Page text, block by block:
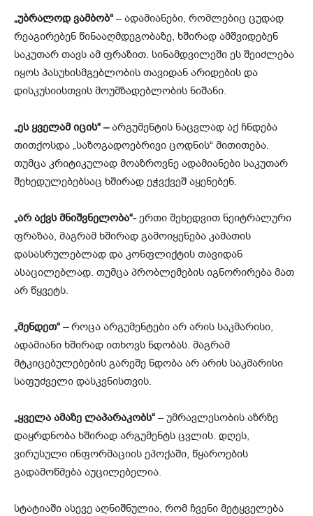
„უბრალოდ ვამბობ“ – ადამიანები, რომლებიც ცუდად
რეაგირებენ წინააღმდეგობაზე, ხშირად ამშვიდებენ
საკუთარ თავს ამ ფრაზით. სინამდვილეში ეს შეიძლება
იყოს პასუხისმგებლობის თავიდან არიდების და
დისკუსიისთვის მოუმზადებლობის ნიშანი.
„ეს ყველამ იცის“ –არგუმენტის ნაცვლად აქ ჩნდება
თითქოსდა „საზოგადოებრივი ცოდნის“ მითითება.
თუმცა კრიტიკულად მოაზროვნე ადამიანები საკუთარ
შეხედულებებსაც ხშირად ეჭვქვეშ აყენებენ.
„არ აქვს მნიშვნელობა“-ერთი შეხედვით ნეიტრალური
ფრაზაა, მაგრამ ხშირად გამოიყენება კამათის
დასასრულებლად და კონფლიქტის თავიდან
ასაცილებლად. თუმცა პრობლემების იგნორირება მათ
არ წყვეტს.
„მენდეთ“ –როცა არგუმენტები არ არის საკმარისი,
ადამიანი ხშირად ითხოვს ნდობას. მაგრამ
მტკიცებულებების გარეშე ნდობა არ არის საკმარისი
საფუძველი დასკვნისთვის.
„ყველა ამაზე ლაპარაკობს“ – უმრავლესობის აზრზე
დაყრდნობა ხშირად არგუმენტს ცვლის. დღეს,
ვირუსული ინფორმაციის ეპოქაში, წყაროების
გადამოწმება აუცილებელია.
სტატიაში ასევე აღნიშნულია, რომ ჩვენი მეტყველება